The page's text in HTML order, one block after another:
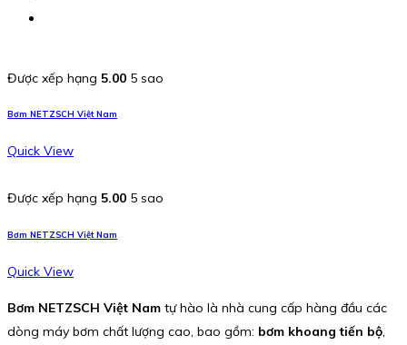
Được xếp hạng 5.00 5 sao
Bơm NETZSCH Việt Nam
Quick View
Được xếp hạng 5.00 5 sao
Bơm NETZSCH Việt Nam
Quick View
Bơm NETZSCH Việt Nam tự hào là nhà cung cấp hàng đầu các
dòng máy bơm chất lượng cao, bao gồm: bơm khoang tiến bộ,